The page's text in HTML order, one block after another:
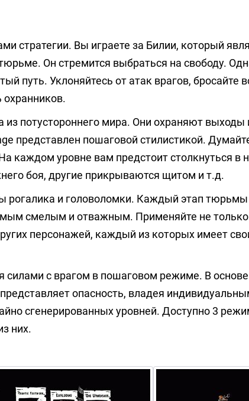
стратегии. Вы играете за Билии, который
Он стремится выбраться на свободу.
путь. Уклоняйтесь от атак врагов, бросайте
охранников.
из потустороннего мира. Они охраняют
представлен пошаговой стилистикой.
каждом уровне вам предстоит столкнуться
боя, другие прикрываются щитом и т.д.
рогалика и головоломки. Каждый этап тюрьмы
смелым и отважным. Применяйте не
персонажей, каждый из которых имеет
силами с врагом в пошаговом режиме. В
опасность, владея
сгенерированных уровней. Доступно 3
них.